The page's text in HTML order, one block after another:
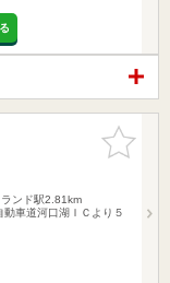
お気に入
りに追加
ンド駅2.81km
車道河口湖ＩＣより５